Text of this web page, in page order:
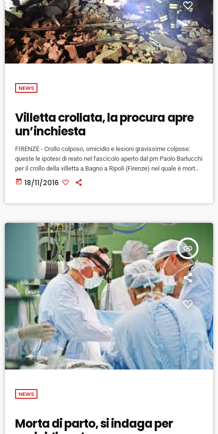
NEWS
Villetta crollata, la procura apre
un’inchiesta
FIRENZE - Crollo colposo, omicidio e lesioni gravissime colpose:
queste le ipotesi di reato nel fascicolo aperto dal pm Paolo Barlucchi
per il crollo della villetta a Bagno a Ripoli (Firenze) nel quale è morta
una donna e sono rimasti feriti il marito e le figlie. Carabinieri e vigili
del fuoco sono stati incaricati dal pm di verificare le cause dell'
today 18/11/2016
insert_link
NEWS
Morta di parto, si indaga per